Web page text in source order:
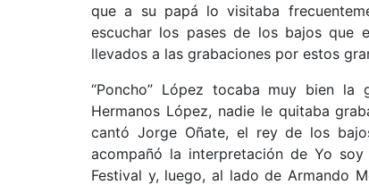
que a su papá lo visitaba
escuchar los pases de los bajos que
llevados a las grabaciones por estos
“Poncho” López tocaba muy bien
Hermanos López, nadie le quitaba
cantó Jorge Oñate, el rey de los
acompañó la interpretación de Yo soy
Festival y, luego, al lado de Armando